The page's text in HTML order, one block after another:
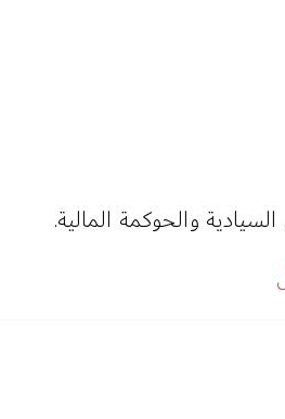
والحوكمة المالية.